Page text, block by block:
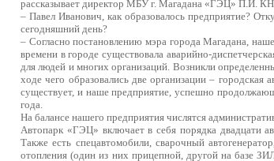
рассказывает директор МБУ г. Магадана «ГЭЦ» П.И.
– Павел Иванович, как образовалось предприятие?
сегодняшний день?
– Согласно постановлению мэра города Магадана,
времени в городе существовала аварийно-
для людей и многих организаций. Возникли
ходе чего образовались две организации –
существует, и наше предприятие, успешно
года.
На балансе нашего предприятия числятся
Автопарк «ГЭЦ» включает в себя порядка двадцати
Также есть спецавтомобили, сварочный
отопления (один из них прицепной, другой на базе